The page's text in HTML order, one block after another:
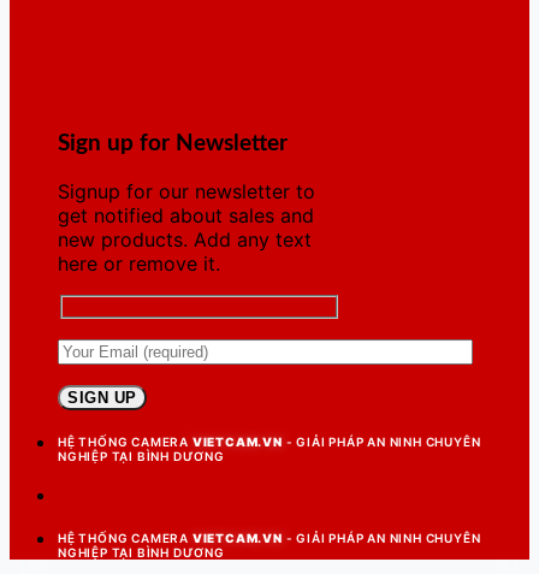
Sign up for Newsletter
Signup for our newsletter to
get notified about sales and
new products. Add any text
here or remove it.
HỆ THỐNG CAMERA VIETCAM.VN - GIẢI PHÁP AN NINH CHUYÊN
NGHIỆP TẠI BÌNH DƯƠNG
HỆ THỐNG CAMERA VIETCAM.VN - GIẢI PHÁP AN NINH CHUYÊN
NGHIỆP TẠI BÌNH DƯƠNG